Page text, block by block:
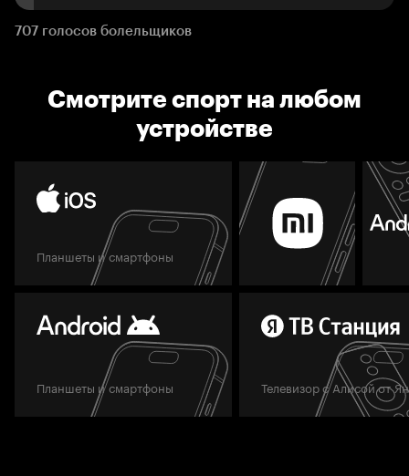
707 голосов болельщиков
Смотрите спорт на любом
устройстве
Планшеты и смартфоны
Планшеты и смартфоны Телевизор с Алисой от